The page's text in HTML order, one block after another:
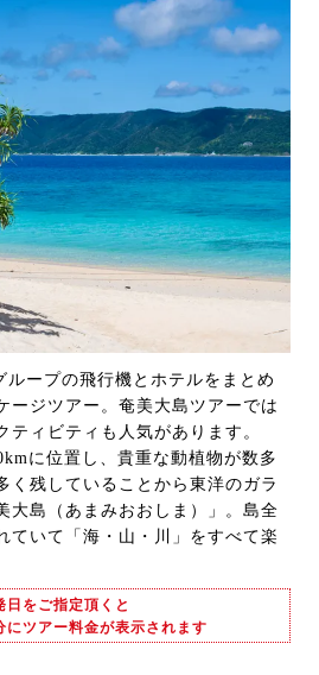
ープの飛行機とホテルをまとめ
ージツアー。奄美大島ツアーでは
ティビティも人気があります。
に位置し、貴重な動植物が数多
く残していることから東洋のガラ
大島（あまみおおしま）」。島全
ていて「海・山・川」をすべて楽
日をご指定頂くと
にツアー料金が表示されます